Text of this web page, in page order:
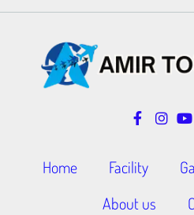
Home Facility
About us